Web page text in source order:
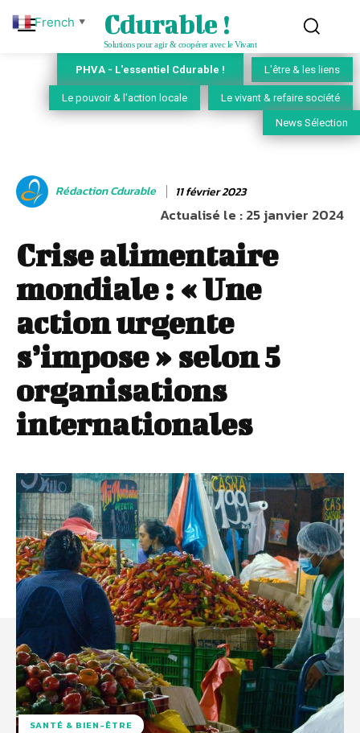
Cdurable !
Solutions pour agir & coopérer avec le Vivant
PHVA - L'essentiel Cdurable ! L'être & les liens
Le pouvoir & l'action locale Le vivant & refaire société
News Sélection
Rédaction Cdurable 11 février 2023
Actualisé le :25 janvier 2024
Crise alimentaire
mondiale : « Une
action urgente
s’impose » selon 5
organisations
internationales
SANTÉ & BIEN-ÊTRE
French ▼